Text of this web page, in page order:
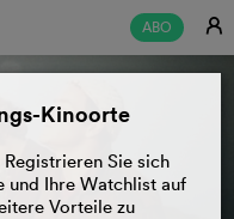
ABO E
Kinoorte
Sie sich
und Ihre Watchlist auf
Vorteile zu